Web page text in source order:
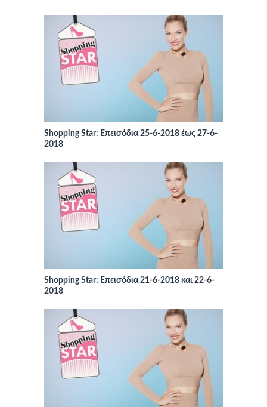
Shopping Star: Επεισόδια 25-6-2018 έως 27-6-
2018
Shopping Star: Επεισόδια 21-6-2018 και 22-6-
2018